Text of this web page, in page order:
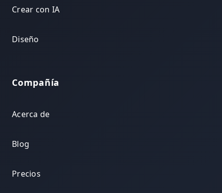
Crear con IA
Diseño
Compañía
Acerca de
Blog
Precios